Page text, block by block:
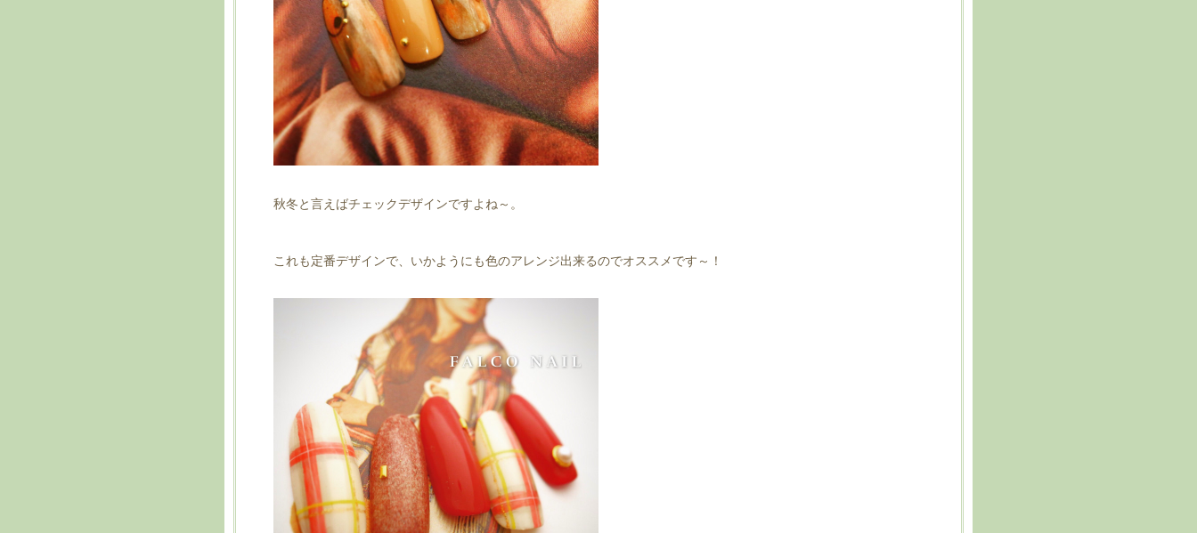
秋冬と言えばチェックデザインですよね～。
これも定番デザインで、いかようにも色のアレンジ出来るのでオススメです～！